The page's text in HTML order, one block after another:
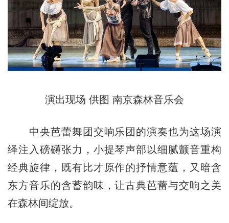
演出现场 供图 南京森林音乐会
中央芭蕾舞团交响乐团的演奏也为这场演
绎注入磅礴张力，小提琴声部以细腻颤音重构
经典旋律，既有比才原作的抒情意蕴，又暗含
东方音乐的含蓄韵味，让古典芭蕾与交响之美
在森林间绽放。